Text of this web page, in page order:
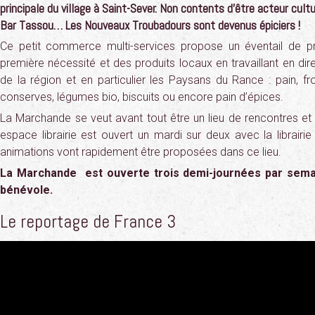
principale du village à Saint-Sever. Non contents d’être acteur
Bar Tassou… Les Nouveaux Troubadours sont devenus épiciers !
Ce petit commerce multi-services propose un éventail de
première nécessité et des produits locaux en travaillant en
de la région et en particulier les Paysans du Rance : pain,
conserves, légumes bio, biscuits ou encore pain d’épices.
La Marchande se veut avant tout être un lieu de rencontres
espace librairie est ouvert un mardi sur deux avec la librairie
animations vont rapidement être proposées dans ce lieu.
La Marchande est ouverte trois demi-journées par
bénévole.
Le reportage de France 3